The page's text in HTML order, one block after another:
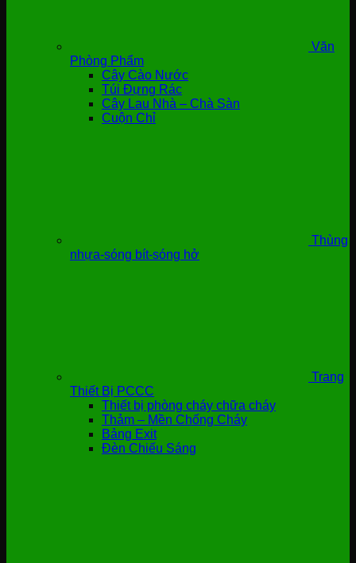
Văn
Phòng Phẩm
Cây Cào Nước
Túi Đựng Rác
Cây Lau Nhà – Chà Sàn
Cuộn Chỉ
Thùng
nhựa-sóng bít-sóng hở
Trang
Thiết Bị PCCC
Thiết bị phòng cháy chữa cháy
Thảm – Mền Chống Cháy
Bảng Exit
Đèn Chiếu Sáng